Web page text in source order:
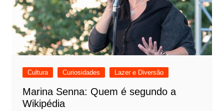
Cultura Curiosidades Lazer e Diversão
Marina Senna: Quem é segundo a
Wikipédia